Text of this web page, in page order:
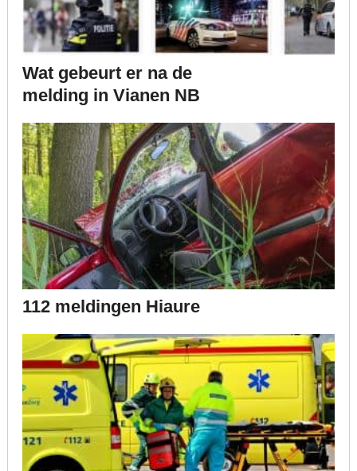
Wat gebeurt er na de
melding in Vianen NB
112 meldingen Hiaure